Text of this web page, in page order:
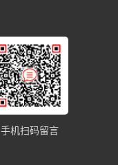
手机扫码留言